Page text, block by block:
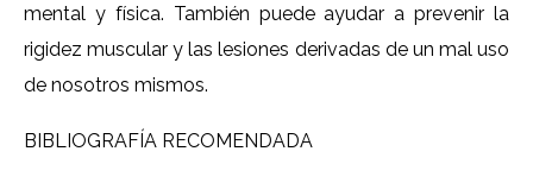
mental y física. También puede ayudar a prevenir la
rigidez muscular y las lesiones derivadas de un mal uso
de nosotros mismos.
BIBLIOGRAFÍA RECOMENDADA